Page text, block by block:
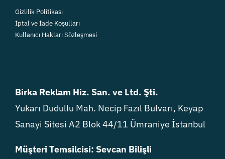
Gizlilik Politikası
İptal ve İade Koşulları
Kullanıcı Hakları Sözleşmesi
Birka Reklam Hiz. San. ve Ltd. Şti.
Yukarı Dudullu Mah. Necip Fazıl Bulvarı, Keyap
Sanayi Sitesi A2 Blok 44/11 Ümraniye İstanbul
Müşteri Temsilcisi: Sevcan Bilişli